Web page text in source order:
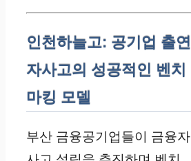
인천하늘고: 공기업 출연
자사고의 성공적인 벤치
마킹 모델
부산 금융공기업들이 금융자